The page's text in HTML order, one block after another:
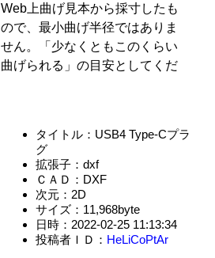
Web上曲げ見本から採寸したも
ので、最小曲げ半径ではありま
せん。「少なくともこのくらい
曲げられる」の目安としてくだ
タイトル：USB4 Type-Cプラ
グ
拡張子：dxf
ＣＡＤ：DXF
次元：2D
サイズ：11,968byte
日時：2022-02-25 11:13:34
投稿者ＩＤ： HeLiCoPtAr